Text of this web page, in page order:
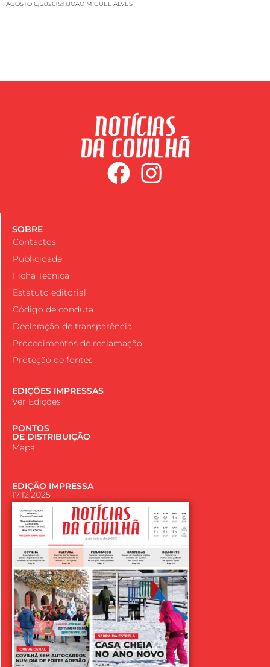
AGOSTO 6, 202615:11JOAO MIGUEL ALVES
SOBRE
Contactos
Publicidade
Ficha Técnica
Estatuto editorial
Código de conduta
Declaração de transparência
Procedimentos de reclamação
Proteção de fontes
EDIÇÕES IMPRESSAS
Ver Edições
PONTOS
DE DISTRIBUIÇÃO
Mapa
EDIÇÃO IMPRESSA
17.12.2025